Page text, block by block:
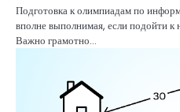
з
а
Подготовка к олимпиадам по
вполне выполнимая, если подойти к
Важно грамотно…